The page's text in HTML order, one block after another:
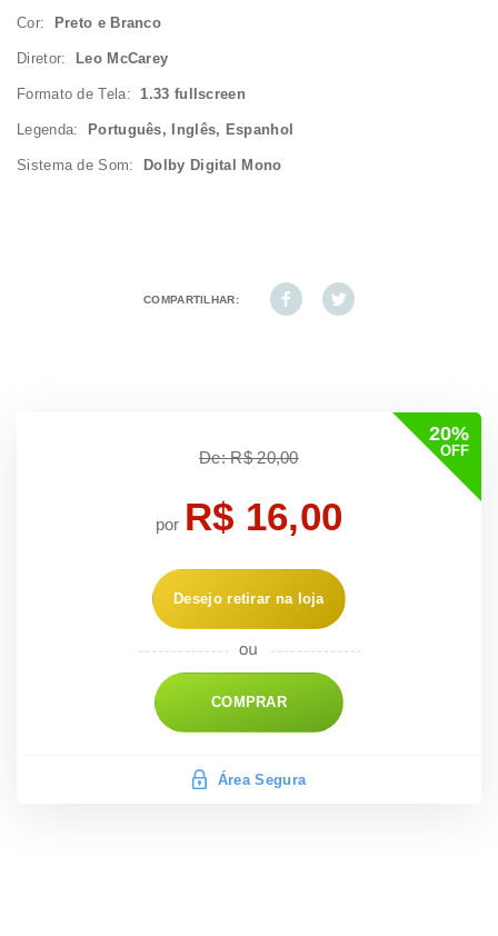
Cor: Preto e Branco
Diretor: Leo McCarey
Formato de Tela: 1.33 fullscreen
Legenda: Português, Inglês, Espanhol
Sistema de Som: Dolby Digital Mono
COMPARTILHAR:
20%
OFF
De: R$ 20,00
por R$ 16,00
Desejo retirar na loja
COMPRAR
Área Segura